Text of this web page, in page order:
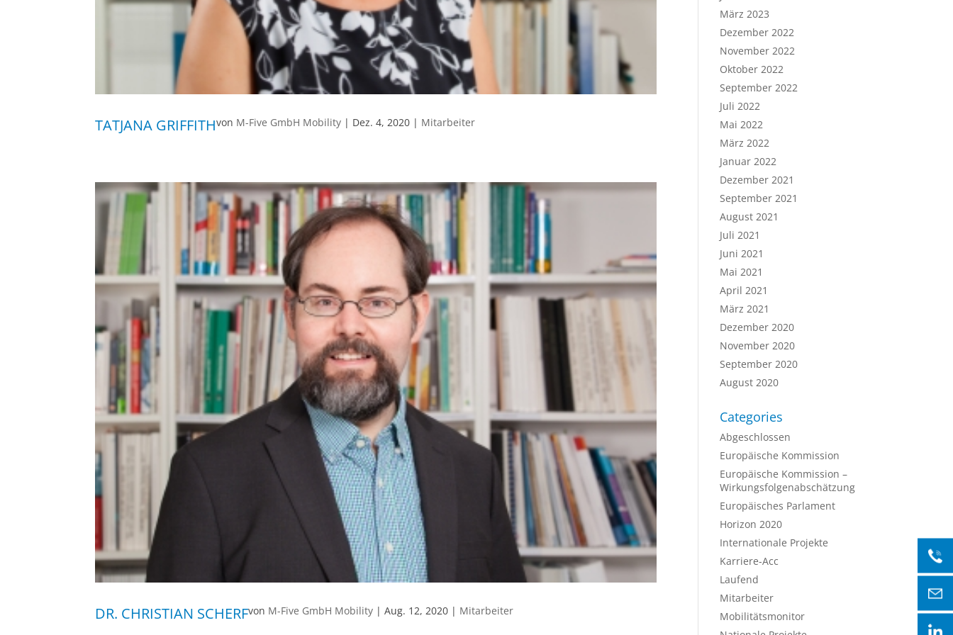
TATJANA GRIFFITHvon M-Five GmbH Mobility | Dez. 4, 2020 | Mitarbeiter
DR. CHRISTIAN SCHERFvon M-Five GmbH Mobility |Aug. 12, 2020 | Mitarbeiter
März 2023
Dezember 2022
November 2022
Oktober 2022
September 2022
Juli 2022
Mai 2022
März 2022
Januar 2022
Dezember 2021
September 2021
August 2021
Juli 2021
Juni 2021
Mai 2021
April 2021
März 2021
Dezember 2020
November 2020
September 2020
August 2020
Categories
Abgeschlossen
Europäische Kommission
Europäische Kommission –
Wirkungsfolgenabschätzung
Europäisches Parlament
Horizon 2020
Internationale Projekte
Karriere-Acc
Laufend
Mitarbeiter
Mobilitätsmonitor